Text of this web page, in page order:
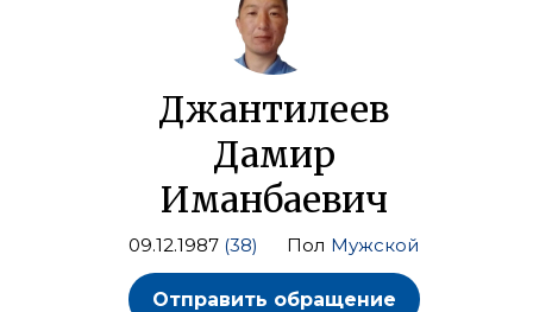
Джантилеев
Дамир
Иманбаевич
09.12.1987 (38) Пол Мужской
Отправить обращение